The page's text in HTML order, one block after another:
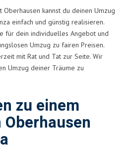
kannst du deinen Umzug
einfach und günstig realisieren.
für dein individuelles Angebot und
Umzug zu fairen Preisen.
mit Rat und Tat zur Seite. Wir
Umzug deiner Träume zu
zu einem